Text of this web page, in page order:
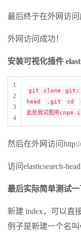
最后终于在外网访问
外网访问成功！
安装可视化插件
1
2
3
4
git clone git:
head
.git cd
此处我试图用cnpm
然后在外网访问
访问elasticsearch-
最后实际简单测试一
新建 index，可以直
例子是新建一个名叫